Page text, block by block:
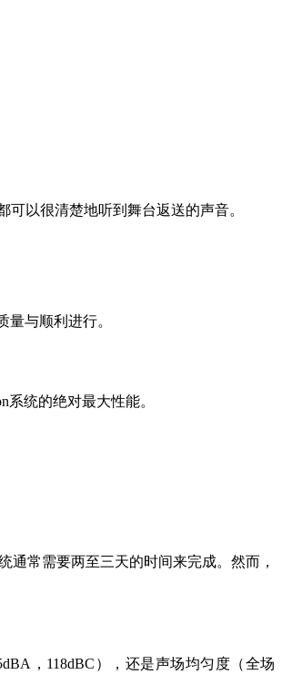
以很清楚地听到舞台返送的声音。
与顺利进行。
系统的绝对最大性能。
常需要两至三天的时间来完成。然而，
，118dBC），还是声场均匀度（全场